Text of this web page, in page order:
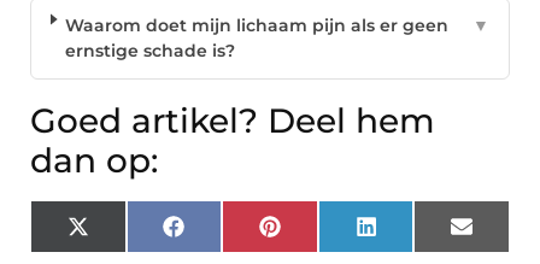
Waarom doet mijn lichaam pijn als er geen
ernstige schade is?
▼
Goed artikel? Deel hem
dan op:
X
(Twitter)
Facebook Pinterest LinkedIn Email